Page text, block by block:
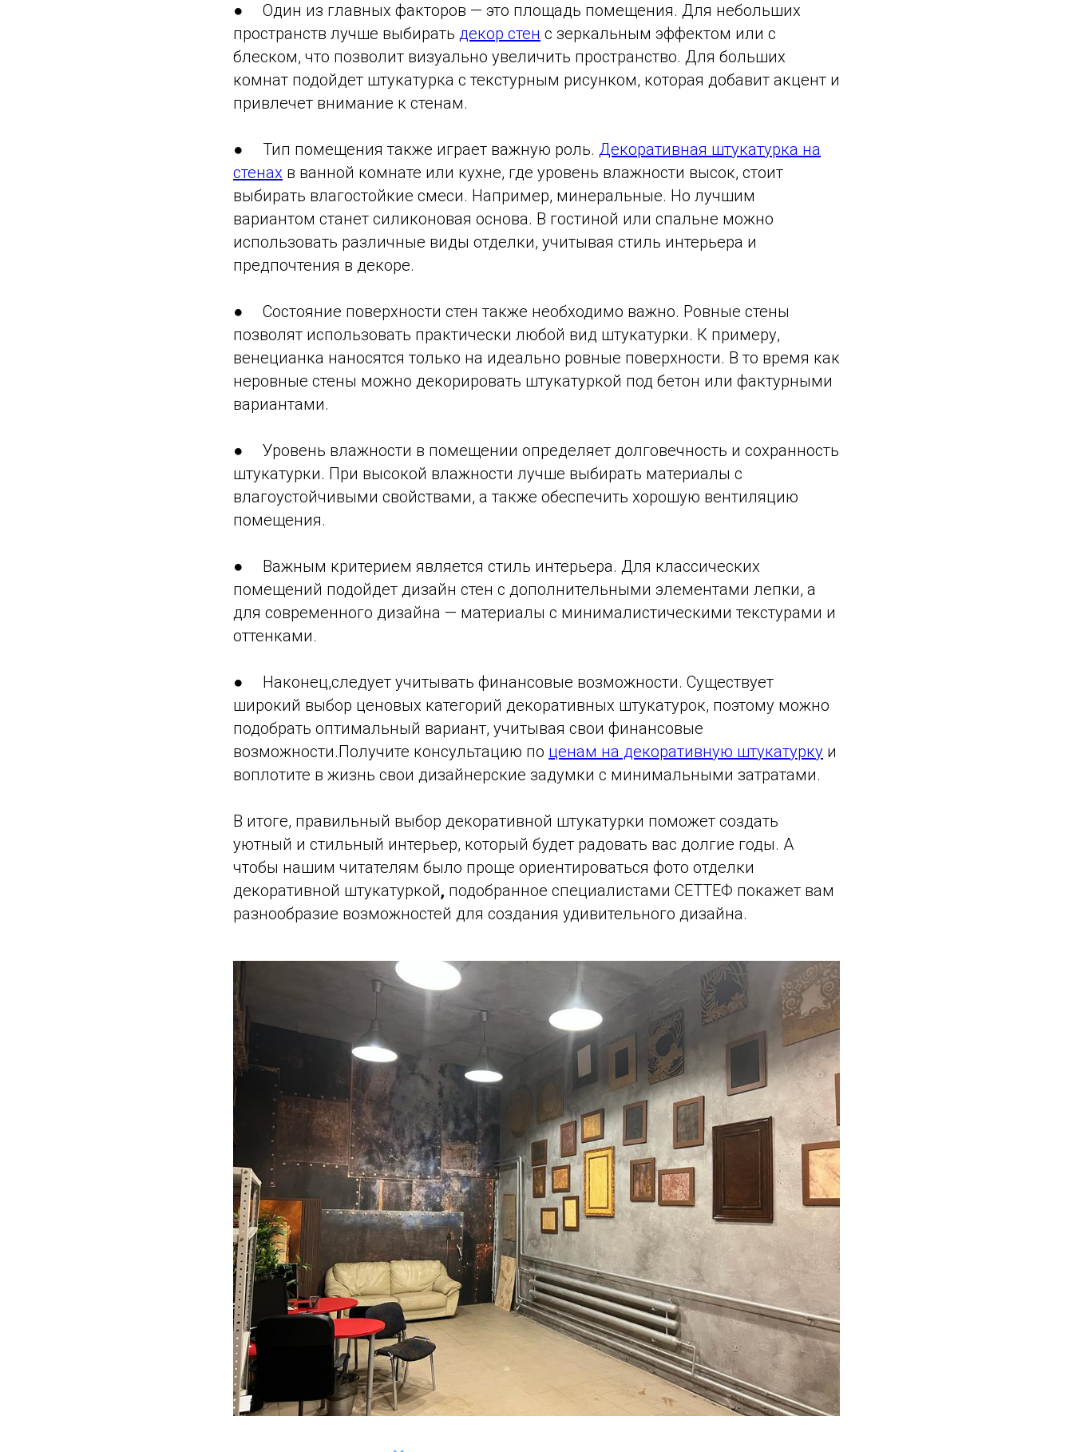
● Один из главных факторов — это площадь помещения. Для небольших
пространств лучше выбирать декор стен с зеркальным эффектом или с
блеском, что позволит визуально увеличить пространство. Для больших
комнат подойдет штукатурка с текстурным рисунком, которая добавит акцент и
привлечет внимание к стенам.
● Тип помещения также играет важную роль. Декоративная штукатурка на
стенах в ванной комнате или кухне, где уровень влажности высок, стоит
выбирать влагостойкие смеси. Например, минеральные. Но лучшим
вариантом станет силиконовая основа. В гостиной или спальне можно
использовать различные виды отделки, учитывая стиль интерьера и
предпочтения в декоре.
● Состояние поверхности стен также необходимо важно. Ровные стены
позволят использовать практически любой вид штукатурки. К примеру,
венецианка наносятся только на идеально ровные поверхности. В то время как
неровные стены можно декорировать штукатуркой под бетон или фактурными
вариантами.
● Уровень влажности в помещении определяет долговечность и сохранность
штукатурки. При высокой влажности лучше выбирать материалы с
влагоустойчивыми свойствами, а также обеспечить хорошую вентиляцию
помещения.
● Важным критерием является стиль интерьера. Для классических
помещений подойдет дизайн стен с дополнительными элементами лепки, а
для современного дизайна — материалы с минималистическими текстурами и
оттенками.
● Наконец,следует учитывать финансовые возможности. Существует
широкий выбор ценовых категорий декоративных штукатурок, поэтому можно
подобрать оптимальный вариант, учитывая свои финансовые
возможности.Получите консультацию по ценам на декоративную штукатурку и
воплотите в жизнь свои дизайнерские задумки с минимальными затратами.
В итоге, правильный выбор декоративной штукатурки поможет создать
уютный и стильный интерьер, который будет радовать вас долгие годы. А
чтобы нашим читателям было проще ориентироваться фото отделки
декоративной штукатуркой, подобранное специалистами СЕТТЕФ покажет вам
разнообразие возможностей для создания удивительного дизайна.